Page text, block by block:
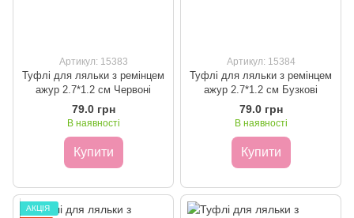
Артикул: 15383
Туфлі для ляльки з ремінцем
ажур 2.7*1.2 см Червоні
79.0 грн
В наявності
Купити
Артикул: 15384
Туфлі для ляльки з ремінцем
ажур 2.7*1.2 см Бузкові
79.0 грн
В наявності
Купити
ㅤАКЦІЯ ㅤ